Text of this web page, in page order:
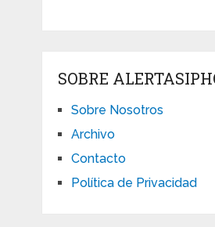
SOBRE
Sobre Nosotros
Archivo
Contacto
Política de Privacidad